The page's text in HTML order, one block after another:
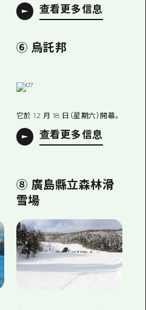
查看更多信息
⑥ 烏託邦
它於 12 月 18 日（星期六）開幕。
查看更多信息
⑧ 廣島縣立森林滑
雪場